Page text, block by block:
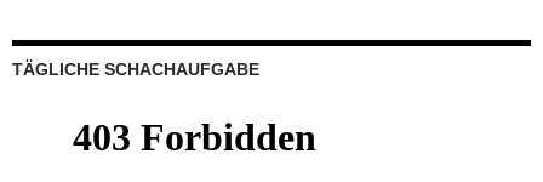
TÄGLICHE SCHACHAUFGABE